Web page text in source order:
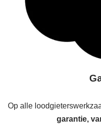
Op alle
garantie,